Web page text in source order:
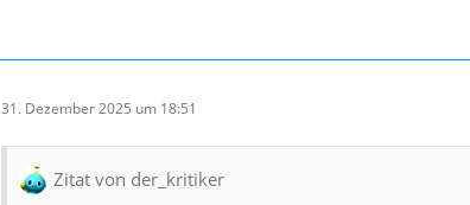
31. Dezember 2025 um 18:51
Zitat von der_kritiker